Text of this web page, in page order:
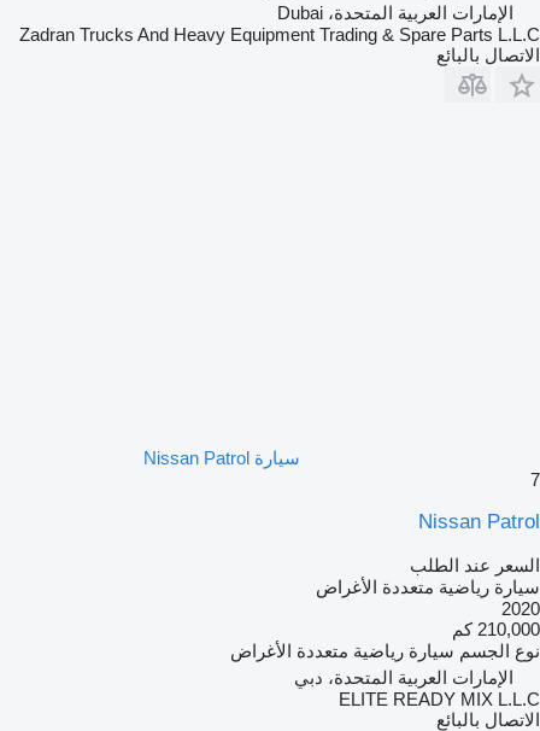
الإمارات العربية المتحدة، Dubai
Zadran Trucks And Heavy Equipment Trading & Spare Parts L.L.C
الاتصال بالبائع
سيارة Nissan Patrol
7
Nissan Patrol
السعر عند الطلب
سيارة رياضية متعددة الأغراض
2020
210,000 كم
نوع الجسم سيارة رياضية متعددة الأغراض
الإمارات العربية المتحدة، دبي
ELITE READY MIX L.L.C
الاتصال بالبائع